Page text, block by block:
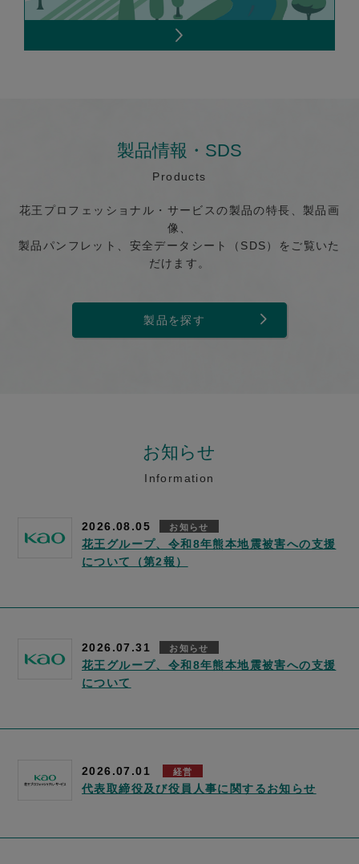
製品情報・SDS
Products
花王プロフェッショナル・サービスの製品の特長、製品画
像、
製品パンフレット、安全データシート（SDS）をご覧いた
だけます。
製品を探す
お知らせ
Information
2026.08.05 お知らせ
花王グループ、令和8年熊本地震被害への支援
について（第2報）
2026.07.31 お知らせ
花王グループ、令和8年熊本地震被害への支援
について
2026.07.01 経営
代表取締役及び役員人事に関するお知らせ